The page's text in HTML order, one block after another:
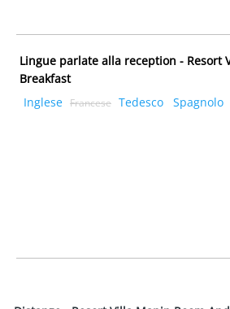
Lingue parlate alla reception - Resort
Breakfast
Inglese Francese Tedesco Spagnolo